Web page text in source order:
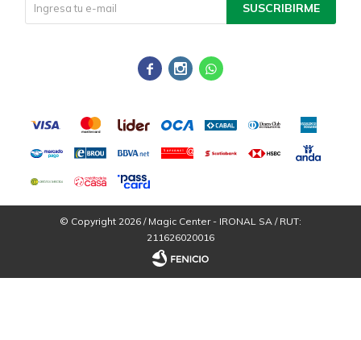
SUSCRIBIRME
  
© Copyright 2026 / Magic Center - IRONAL SA / RUT:
211626020016